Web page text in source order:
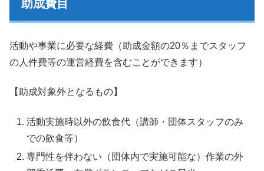
助成費目
活動や事業に必要な経費（助成金額の20％までスタッフ
の人件費等の運営経費を含むことができます）
【助成対象外となるもの】
活動実施時以外の飲食代（講師・団体スタッフのみ
での飲食等）
専門性を伴わない（団体内で実施可能な）作業の外